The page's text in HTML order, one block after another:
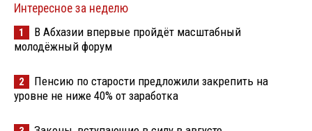
Интересное за неделю
1
В Абхазии впервые пройдёт масштабный
молодёжный форум
2
Пенсию по старости предложили закрепить на
уровне не ниже 40% от заработка